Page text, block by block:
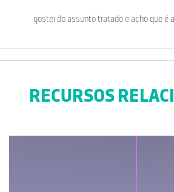
gostei do assunto tratado e acho que é
RECURSOS